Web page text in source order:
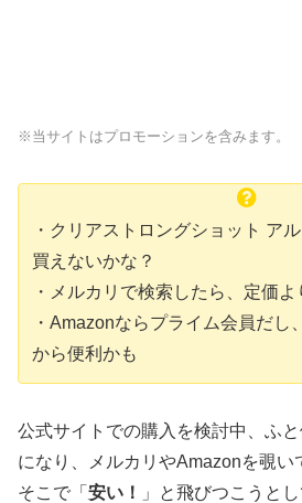
※当サイトはプロモーションを含みます。
・クリアストロングショット ア
買えないかな？
・メルカリで検索したら、定価よ
・Amazonならプライム会員だし
から便利かも
公式サイトでの購入を検討中、ふ
になり、メルカリやAmazonを覗い
そこで「 安い！ 」と飛びつこうと